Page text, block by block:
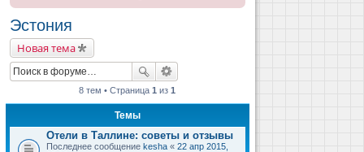
Эстония
Новая тема
8 тем • Страница1 из1
Темы
Отели в Таллине: советы и отзывы
Последнее сообщение kesha « 22 апр 2015,